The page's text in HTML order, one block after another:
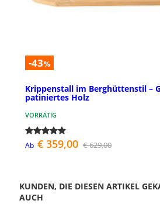
-43%
Krippenstall im Berghüttenstil –
patiniertes Holz
VORRÄTIG
Ab € 359,00 € 629,00
KUNDEN, DIE DIESEN ARTIKEL
AUCH